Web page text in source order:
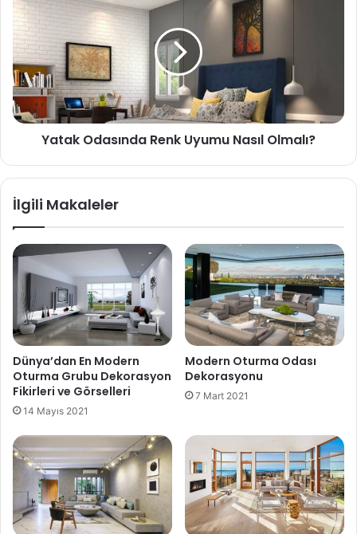
Yatak Odasında Renk Uyumu Nasıl Olmalı?
İlgili Makaleler
Dünya’dan En Modern
Oturma Grubu Dekorasyon
Fikirleri ve Görselleri
14 Mayıs 2021
Modern Oturma Odası
Dekorasyonu
7 Mart 2021